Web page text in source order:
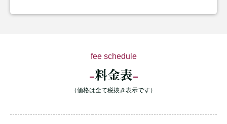
fee schedule
料金表
（価格は全て税抜き表示です）